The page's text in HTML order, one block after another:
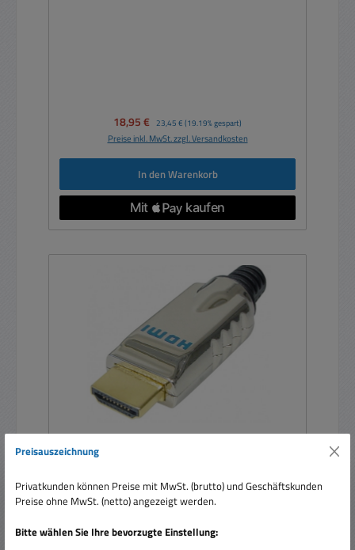
Verkaufspreis:
18,95 € Regulärer Preis:
23,45 € (19.19% gespart)
Preise inkl. MwSt. zzgl. Versandkosten
In den Warenkorb
Preisauszeichnung
Privatkunden können Preise mit MwSt. (brutto) und Geschäftskunden
Preise ohne MwSt. (netto) angezeigt werden.
Bitte wählen Sie Ihre bevorzugte Einstellung: